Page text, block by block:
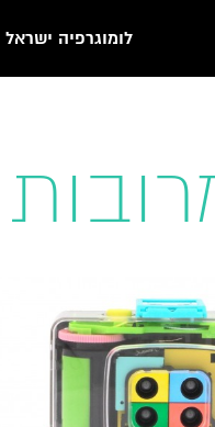
לומוגרפיה ישראל